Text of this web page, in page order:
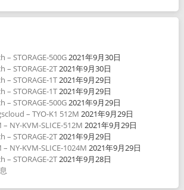
– STORAGE-500G2021年9月30日
– STORAGE-2T2021年9月30日
– STORAGE-1T2021年9月29日
– STORAGE-1T2021年9月29日
– STORAGE-500G2021年9月29日
– TYO-K1 512M 2021年9月29日
NY-KVM-SLICE-512M 2021年9月29日
– STORAGE-2T2021年9月29日
NY-KVM-SLICE-1024M 2021年9月29日
– STORAGE-2T2021年9月28日